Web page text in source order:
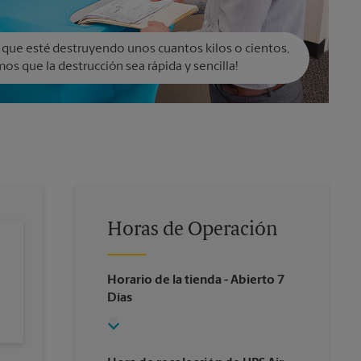
que esté destruyendo unos cuantos kilos o cientos,
que la destrucción sea rápida y sencilla!
Horas de Operación
Horario de la tienda - Abierto 7
Días